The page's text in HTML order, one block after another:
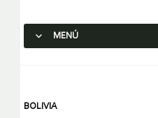
MENÚ
BOLIVIA